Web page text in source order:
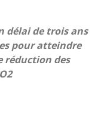
délai de trois ans
pour atteindre
réduction des